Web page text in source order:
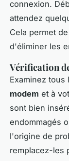
connexion.
attendez
Cela permet
d'éliminer les
Vérification
Examinez
modem et à
sont bien
endommagés
l'origine de
remplacez-les